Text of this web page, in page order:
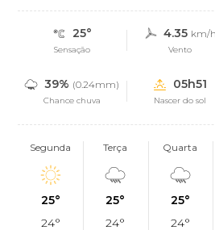
25°
Sensação
4.35 km/h
Vento
39% (0.24mm)
Chance chuva
05h51
Nascer do sol
Segunda
25°
24°
Terça
25°
24°
Quarta
25°
24°